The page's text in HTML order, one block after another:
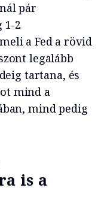
pár
1-2
a Fed a rövid
legalább
tartana, és
mind a
mind pedig
is a